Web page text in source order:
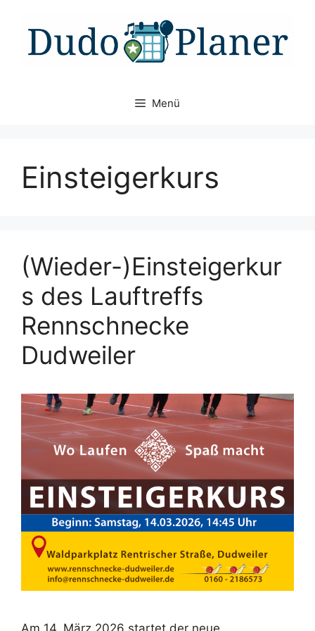
Inhalt
springen
Menü
Einsteigerkurs
(Wieder-)Einsteigerkur
s des Lauftreffs
Rennschnecke
Dudweiler
Am 14. März 2026 startet der neue